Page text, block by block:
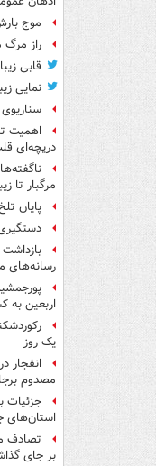
موج
راز مرگ مرد ۷۲ ساله در
قابی
نمایی
اهمیت
دریچه‌ای
مرگبار تا
پایان
رسانه‌های
اربعین به
یک روز
مصدوم
جزئیات
استان‌های
بر جای